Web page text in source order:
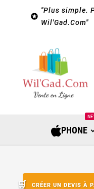

"Plus simple.
Wil'Gad.Com"
PHONE
CRÉER UN DEVIS À